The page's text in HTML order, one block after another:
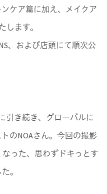
ケア篇に加え、メイクア
します。
、および店頭にて順次公
引き続き、グローバルに
のNOAさん。今回の撮影
った、思わずドキっとす
。